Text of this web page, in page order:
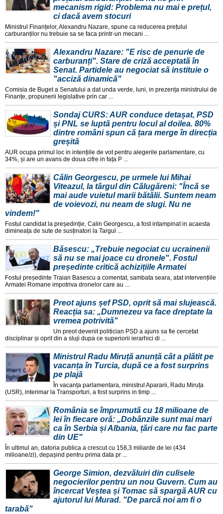
mecanism rigid: Problema nu mai e prețul,
ci dacă avem stocuri
Ministrul Finanțelor, Alexandru Nazare, spune ca reducerea prețului
carburanților nu trebuie sa se faca printr-un mecani ...
Alexandru Nazare: "E risc de penurie de
carburanți". Stare de criză acceptată în
Senat. Partidele au negociat să instituie o
"acciză dinamică"
Comisia de Buget a Senatului a dat unda verde, luni, in prezența ministrului de
Finanțe, propunerii legislative prin car ...
Sondaj CURS: AUR conduce detașat, PSD
și PNL se luptă pentru locul al doilea. 80%
dintre români spun că țara merge în direcția
greșită
AUR ocupa primul loc in intențiile de vot pentru alegerile parlamentare, cu
34%, și are un avans de doua cifre in fața P ...
Călin Georgescu, pe urmele lui Mihai
Viteazul, la târgul din Călugăreni: "Încă se
mai aude vuietul marii bătălii. Suntem neam
de voievozi, nu neam de slugi. Nu ne
vindem!"
Fostul candidat la președinție, Calin Georgescu, a fost intampinat in acaesta
dimineața de sute de susținatori la Targul ...
Băsescu: „Trebuie negociat cu ucrainenii
să nu se mai joace cu dronele". Fostul
președinte critică achizițiile Armatei
Fostul președinte Traian Basescu a comentat, sambata seara, atat intervențiile
Armatei Romane impotriva dronelor care au ...
Preot ajuns șef PSD, oprit să mai slujească.
Reacția sa: „Dumnezeu va face dreptate la
vremea potrivită"
Un preot devenit politician PSD a ajuns sa fie cercetat
disciplinar și oprit din a sluji dupa ce superiorii ierarhici di ...
Ministrul Radu Miruță anunță cât a plătit pe
vacanța în Turcia, după ce a fost surprins
pe plajă
În vacanța parlamentara, ministrul Apararii, Radu Miruța
(USR), interimar la Transporturi, a fost surprins in timp ...
România se împrumută cu 18 milioane de
lei în fiecare oră: „Dobânzile sunt mai mari
ca în Serbia și Albania, țări care nu fac parte
din UE"
În ultimul an, datoria publica a crescut cu 158,3 miliarde de lei (434
milioane/zi), depașind pentru prima data pr ...
George Simion, dezvăluiri din culisele
negocierilor pentru un nou Guvern. Cum au
încercat Veștea și Tomac să spargă AUR cu
ajutorul lui Murad. "De parcă noi am fi o
tarabă"